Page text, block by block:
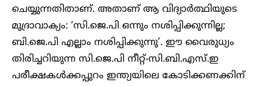
ചെയ്യുന്നതിതാണ്. അതാണ് ആ വിദ്യാർത്ഥിയുടെ
മുദ്രാവാക്യം: ‘സി.ജെ.പി ഒന്നും നശിപ്പിക്കുന്നില്ല;
ബി.ജെ.പി എല്ലാം നശിപ്പിക്കുന്നു’. ഈ വൈരുധ്യം
തിരിച്ചറിയുന്ന സി.ജെ.പി നീറ്റ്-സി.ബി.എസ്.ഇ
പരീക്ഷകൾക്കപ്പുറം ഇന്ത്യയിലെ കോടിക്കണക്കിന്